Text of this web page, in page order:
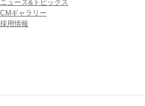
ニュース&トピックス
CMギャラリー
採用情報